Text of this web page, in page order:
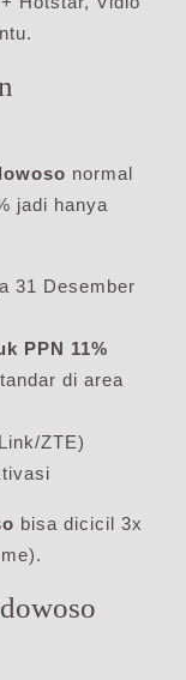
normal
jadi hanya
31 Desember
PPN 11%
di area
ZTE)
bisa dicicil 3x